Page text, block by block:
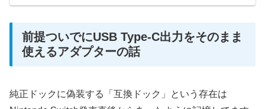
前提ついでにUSB Type-C出力をそのまま
使えるアダプターの話
純正ドックに偽装する「互換ドック」という存在は